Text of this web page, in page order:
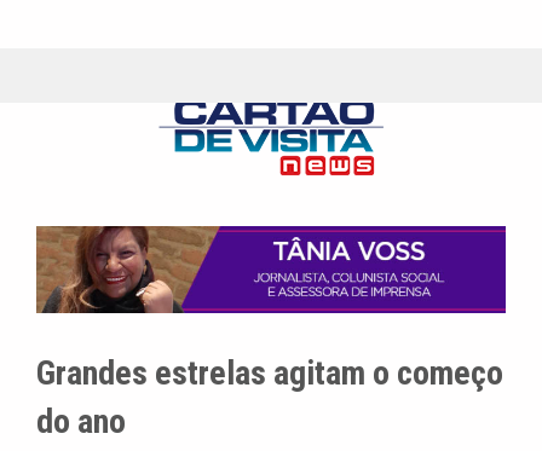
Grandes estrelas agitam o começo
do ano